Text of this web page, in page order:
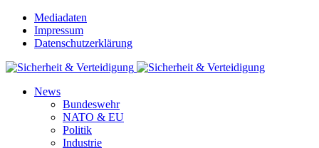
Mediadaten
Impressum
Datenschutzerklärung
News
Bundeswehr
NATO & EU
Politik
Industrie